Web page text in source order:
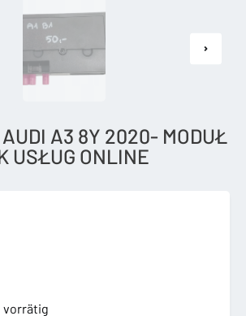
A3 8Y 2020- MODUŁ
USŁUG ONLINE
vorrätig